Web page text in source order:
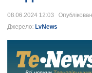
08.06.2024 12:03
Джерело: LvNews